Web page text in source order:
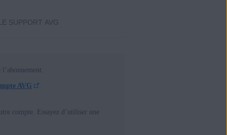
SUPPORT AVG
AVG
.
compte. Essayez d’utiliser une